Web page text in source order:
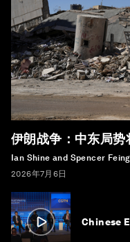
伊朗战争：中东局势
Ian Shine and Spencer
2026年7月6日
Chinese